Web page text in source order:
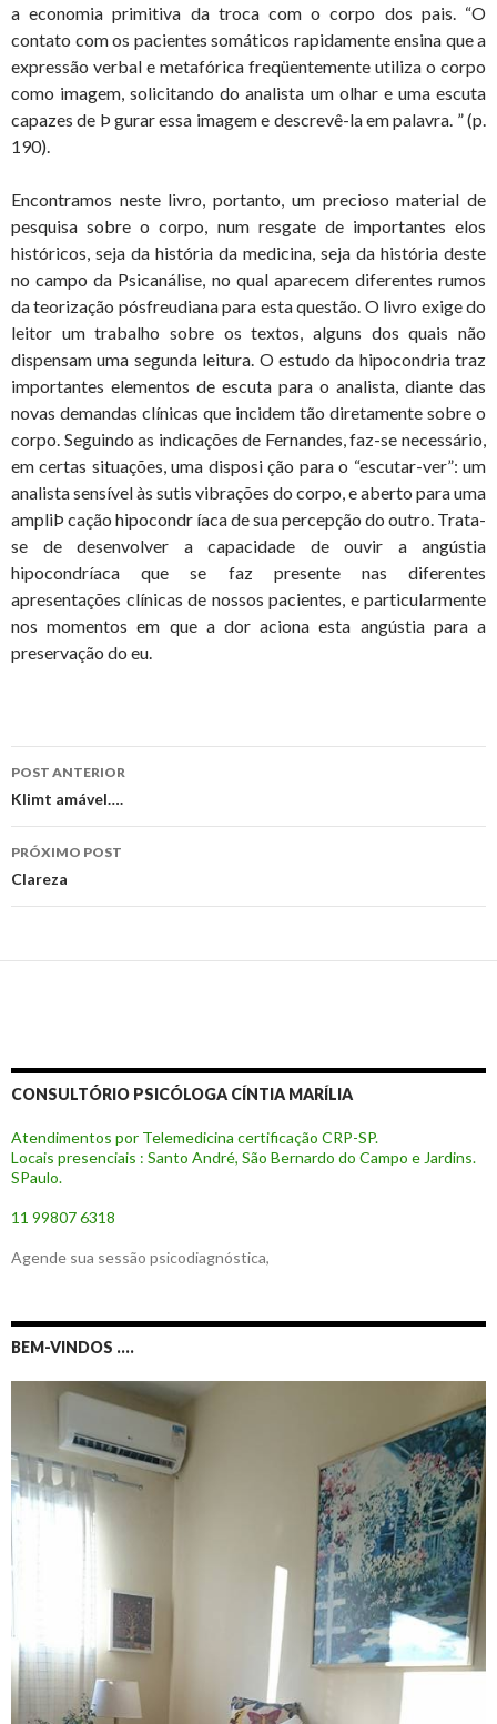
a economia primitiva da troca com o corpo dos pais. “O
contato com os pacientes somáticos rapidamente ensina que a
expressão verbal e metafórica freqüentemente utiliza o corpo
como imagem, solicitando do analista um olhar e uma escuta
capazes de Þ gurar essa imagem e descrevê-la em palavra. ” (p.
190).
Encontramos neste livro, portanto, um precioso material de
pesquisa sobre o corpo, num resgate de importantes elos
históricos, seja da história da medicina, seja da história deste
no campo da Psicanálise, no qual aparecem diferentes rumos
da teorização pósfreudiana para esta questão. O livro exige do
leitor um trabalho sobre os textos, alguns dos quais não
dispensam uma segunda leitura. O estudo da hipocondria traz
importantes elementos de escuta para o analista, diante das
novas demandas clínicas que incidem tão diretamente sobre o
corpo. Seguindo as indicações de Fernandes, faz-se necessário,
em certas situações, uma disposi ção para o “escutar-ver”: um
analista sensível às sutis vibrações do corpo, e aberto para uma
ampliÞ cação hipocondr íaca de sua percepção do outro. Trata-
se de desenvolver a capacidade de ouvir a angústia
hipocondríaca que se faz presente nas diferentes
apresentações clínicas de nossos pacientes, e particularmente
nos momentos em que a dor aciona esta angústia para a
preservação do eu.
Navegação
de
posts
POST ANTERIOR
Klimt amável….
PRÓXIMO POST
Clareza
CONSULTÓRIO PSICÓLOGA CÍNTIA MARÍLIA
Atendimentos por Telemedicina certificação CRP-SP.
Locais presenciais : Santo André, São Bernardo do Campo e Jardins.
SPaulo.
11 99807 6318
Agende sua sessão psicodiagnóstica,
BEM-VINDOS ….